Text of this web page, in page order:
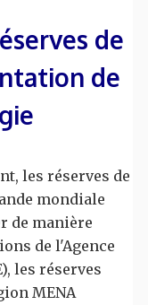
de
de
les réserves de
mondiale
de manière
de l'Agence
les réserves
MENA